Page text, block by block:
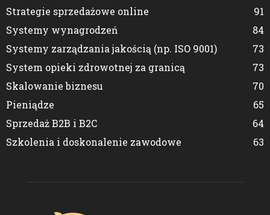
Strategie sprzedażowe online
91
Systemy wynagrodzeń
84
Systemy zarządzania jakością (np. ISO 9001)
73
System opieki zdrowotnej za granicą
73
Skalowanie biznesu
70
Pieniądze
65
Sprzedaż B2B i B2C
64
Szkolenia i doskonalenie zawodowe
63